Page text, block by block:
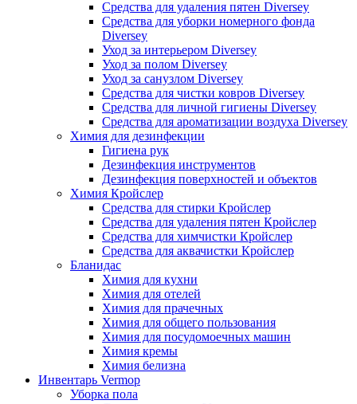
Средства для удаления пятен Diversey
Средства для уборки номерного фонда
Diversey
Уход за интерьером Diversey
Уход за полом Diversey
Уход за санузлом Diversey
Средства для чистки ковров Diversey
Средства для личной гигиены Diversey
Средства для ароматизации воздуха Diversey
Химия для дезинфекции
Гигиена рук
Дезинфекция инструментов
Дезинфекция поверхностей и объектов
Химия Кройслер
Средства для стирки Кройслер
Средства для удаления пятен Кройслер
Средства для химчистки Кройслер
Средства для аквачистки Кройслер
Бланидас
Химия для кухни
Химия для отелей
Химия для прачечных
Химия для общего пользования
Химия для посудомоечных машин
Химия кремы
Химия белизна
Инвентарь Vermop
Уборка пола